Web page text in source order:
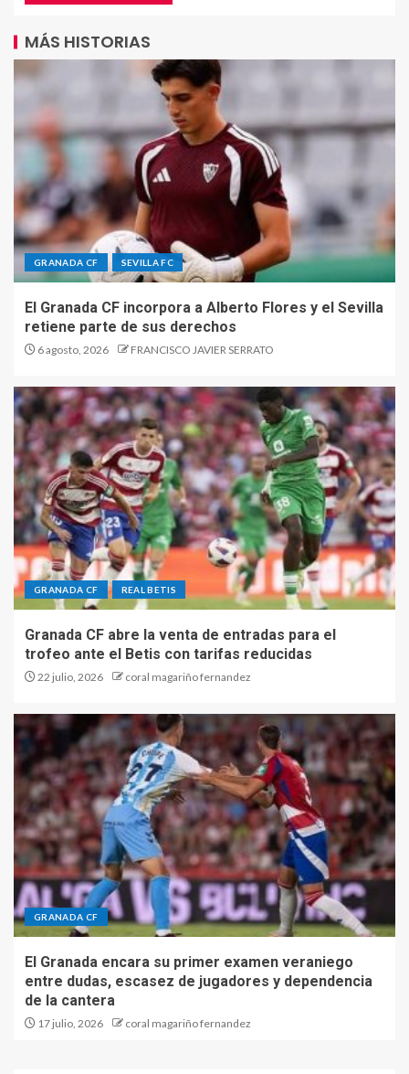
MÁS HISTORIAS
GRANADA CF SEVILLA FC
El Granada CF incorpora a Alberto Flores y el Sevilla
retiene parte de sus derechos
6 agosto, 2026 FRANCISCO JAVIER SERRATO
GRANADA CF REAL BETIS
Granada CF abre la venta de entradas para el
trofeo ante el Betis con tarifas reducidas
22 julio, 2026 coral magariño fernandez
GRANADA CF
El Granada encara su primer examen veraniego
entre dudas, escasez de jugadores y dependencia
de la cantera
17 julio, 2026 coral magariño fernandez